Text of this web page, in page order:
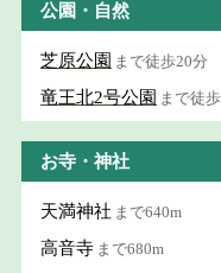
公園・自然
芝原公園 まで徒歩20分
竜王北2号公園 まで徒
お寺・神社
天満神社 まで640m
高音寺 まで680m